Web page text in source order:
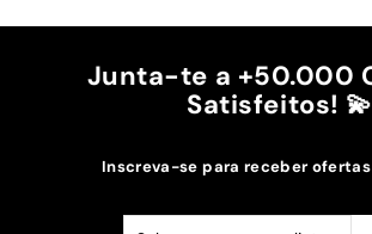
Junta-te a +50.000
Satisfeitos! 💫
Inscreva-se para receber
Subscreva
Subscrever